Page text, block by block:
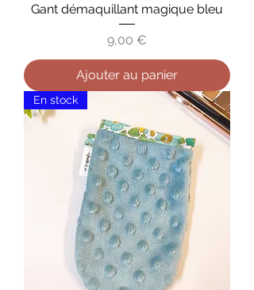
Gant démaquillant magique bleu
Prix
9,00 €
Ajouter au panier
En stock